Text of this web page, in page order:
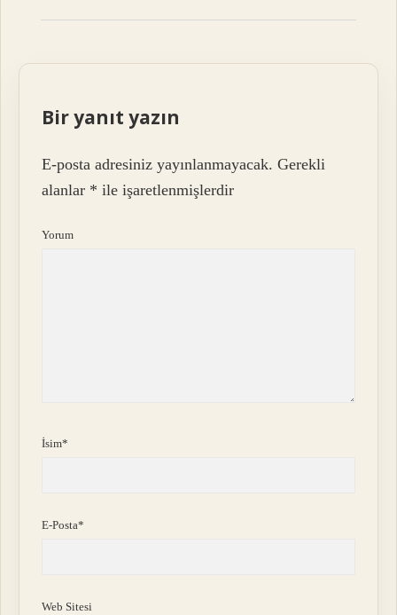
Bir yanıt yazın
E-posta adresiniz yayınlanmayacak. Gerekli
alanlar * ile işaretlenmişlerdir
Yorum
İsim*
E-Posta*
Web Sitesi